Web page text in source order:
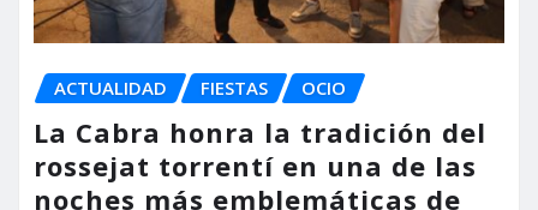
ACTUALIDAD FIESTAS OCIO
La Cabra honra la tradición del
rossejat torrentí en una de las
noches más emblemáticas de